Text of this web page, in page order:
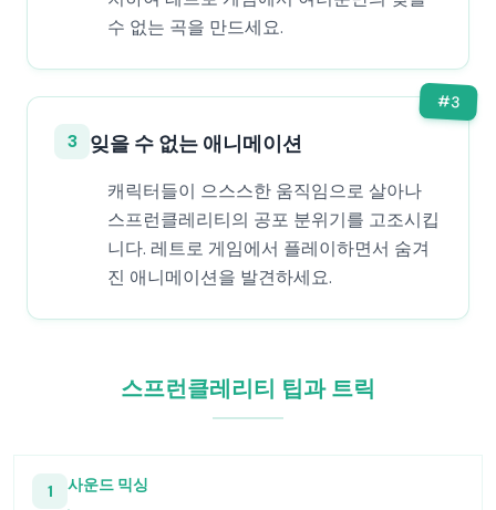
수 없는 곡을 만드세요.
#3
3 잊을 수 없는 애니메이션
캐릭터들이 으스스한 움직임으로 살아나
스프런클레리티의 공포 분위기를 고조시킵
니다. 레트로 게임에서 플레이하면서 숨겨
진 애니메이션을 발견하세요.
스프런클레리티 팁과 트릭
1
사운드 믹싱